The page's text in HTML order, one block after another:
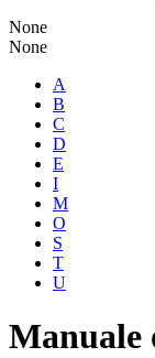
None
None
A
B
C
D
E
I
M
O
S
T
U
Manuale